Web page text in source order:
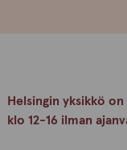
Helsingin yksikkö
klo 12-16 ilman